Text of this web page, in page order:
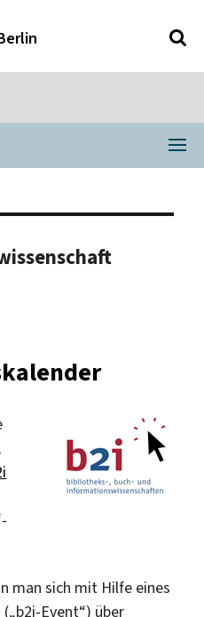
man sich mit Hilfe eines
(„b2i-Event“) über